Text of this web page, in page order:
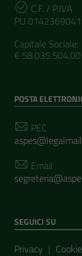
C.F. / P.IVA
PU
Capitale Sociale:
€ 58.035.504,00
POSTA
PEC
Email
SEGUICI SU
Sezione
Privacy |